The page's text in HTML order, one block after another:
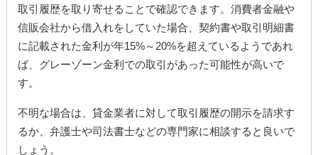
取引履歴を取り寄せることで確認できます。消費者金融や
信販会社から借入れをしていた場合、契約書や取引明細書
に記載された金利が年15%～20%を超えているようであれ
ば、グレーゾーン金利での取引があった可能性が高いで
す。
不明な場合は、貸金業者に対して取引履歴の開示を請求す
るか、弁護士や司法書士などの専門家に相談すると良いで
しょう。